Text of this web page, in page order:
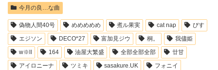
今月の良…な曲
偽物人間40号 めめめめめ 煮ル果実 cat nap
びす
エジソン
DECO*27 富加見ジウ 桐。
我儘姫
w※ll
164 油屋大繁盛 全部全部全部
廿甘
アイロニーナ
ツミキ sasakure.‌UK
フォニイ